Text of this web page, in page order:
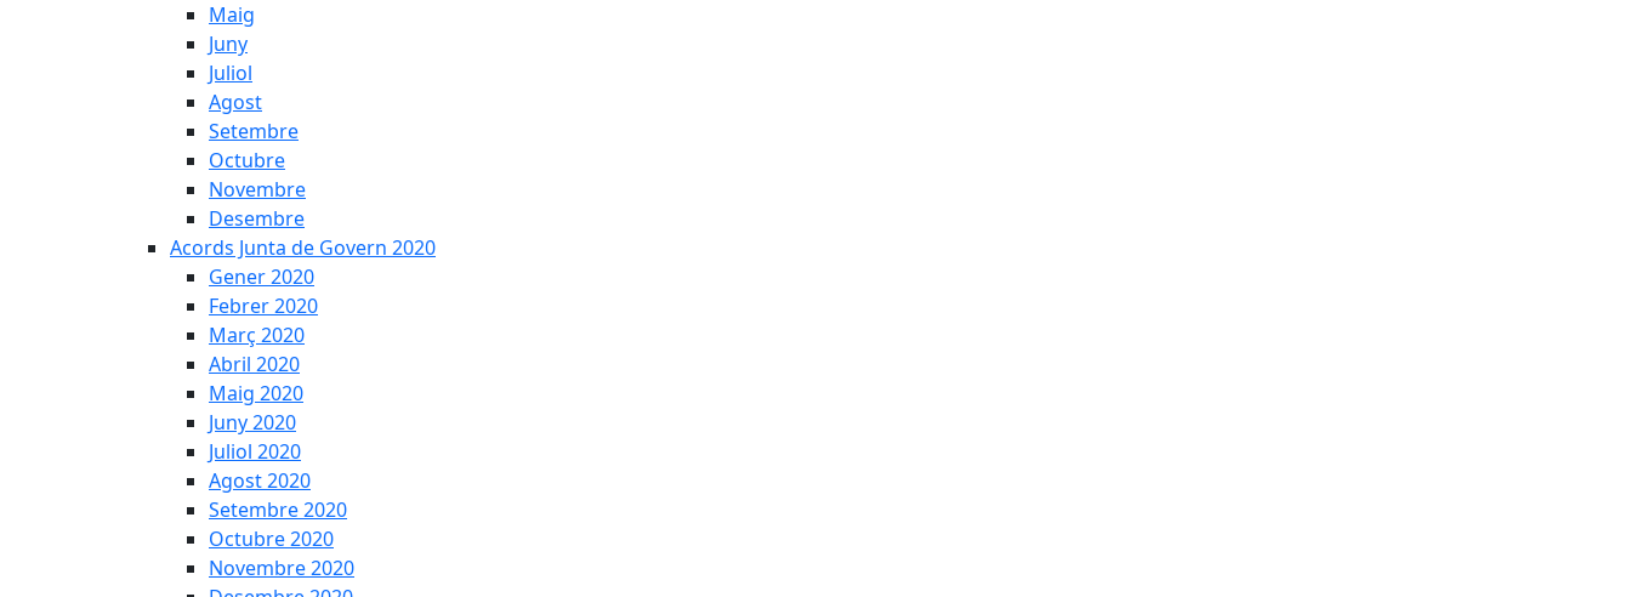
Maig
Juny
Juliol
Agost
Setembre
Octubre
Novembre
Desembre
Acords Junta de Govern 2020
Gener 2020
Febrer 2020
Març 2020
Abril 2020
Maig 2020
Juny 2020
Juliol 2020
Agost 2020
Setembre 2020
Octubre 2020
Novembre 2020